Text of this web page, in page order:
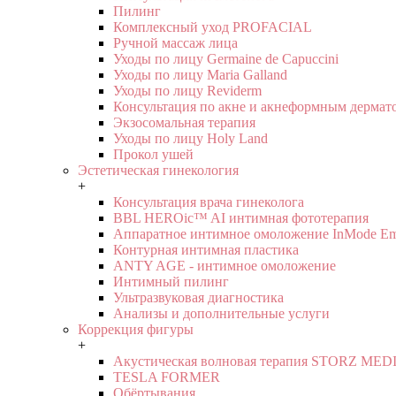
Пилинг
Комплексный уход PROFACIAL
Ручной массаж лица
Уходы по лицу Germaine de Capuccini
Уходы по лицу Maria Galland
Уходы по лицу Reviderm
Консультация по акне и акнеформным
Экзосомальная терапия
Уходы по лицу Holy Land
Прокол ушей
Эстетическая гинекология
+
Консультация врача гинеколога
BBL HEROic™ AI интимная фототерапия
Аппаратное интимное омоложение InMode
Контурная интимная пластика
ANTY AGE - интимное омоложение
Интимный пилинг
Ультразвуковая диагностика
Анализы и дополнительные услуги
Коррекция фигуры
+
Акустическая волновая терапия STORZ
TESLA FORMER
Обёртывания